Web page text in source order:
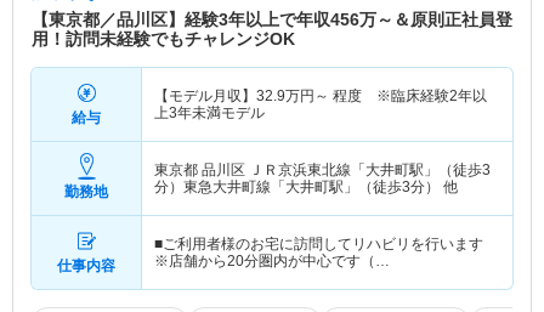
【東京都／品川区】経験3年以上で年収456万～＆原則正社員登
用！訪問未経験でもチャレンジOK
給与
【モデル月収】 32.9万円～ 程度 ※臨床経験2年以
上3年未満モデル
勤務地
東京都 品川区 ＪＲ京浜東北線「大井町駅」（徒歩3
分）東急大井町線「大井町駅」（徒歩3分） 他
仕事内容
■ご利用者様のお宅に訪問してリハビリを行います
※店舗から20分圏内が中心です（…